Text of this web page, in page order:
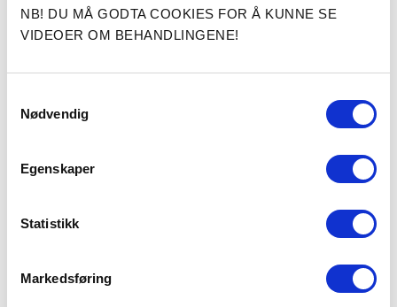
NB! DU MÅ GODTA COOKIES FOR Å KUNNE SE
VIDEOER OM BEHANDLINGENE!
Nødvendig
Egenskaper
Statistikk
Markedsføring
Om Cosmo Clinic
Trygg kirurgi